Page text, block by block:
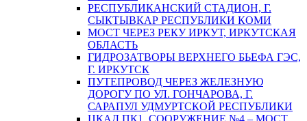
РЕСПУБЛИКАНСКИЙ СТАДИОН, Г.
СЫКТЫВКАР РЕСПУБЛИКИ КОМИ
МОСТ ЧЕРЕЗ РЕКУ ИРКУТ, ИРКУТСКАЯ
ОБЛАСТЬ
ГИДРОЗАТВОРЫ ВЕРХНЕГО БЬЕФА ГЭС,
Г. ИРКУТСК
ПУТЕПРОВОД ЧЕРЕЗ ЖЕЛЕЗНУЮ
ДОРОГУ ПО УЛ. ГОНЧАРОВА, Г.
САРАПУЛ УДМУРТСКОЙ РЕСПУБЛИКИ
ЦКАД ПК1. СООРУЖЕНИЕ №4 – МОСТ